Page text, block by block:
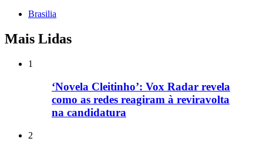
Brasilia
Mais Lidas
1
‘Novela Cleitinho’: Vox Radar revela
como as redes reagiram à reviravolta
na candidatura
2